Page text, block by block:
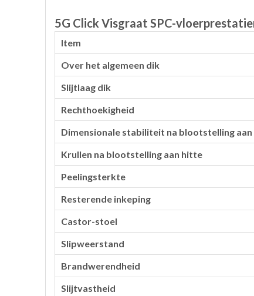
5G Click Visgraat SPC-
Item
Over het algemeen dik
Slijtlaag dik
Rechthoekigheid
Dimensionale stabiliteit na blootstelling
Krullen na blootstelling aan hitte
Peelingsterkte
Resterende inkeping
Castor-stoel
Slipweerstand
Brandwerendheid
Slijtvastheid